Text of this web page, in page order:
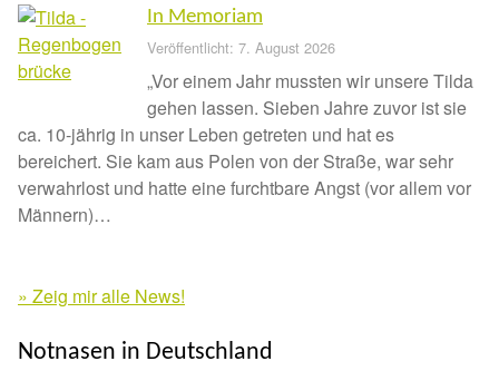
Leishmaniose
Qualzucht bei Hunden
Sonderfarben bei Hunden
Zwingerhusten
In Memoriam
Veröffentlicht: 7. August 2026
„Vor einem Jahr mussten wir unsere Tilda
gehen lassen. Sieben Jahre zuvor ist sie
ca. 10-jährig in unser Leben getreten und hat es
bereichert. Sie kam aus Polen von der Straße, war sehr
verwahrlost und hatte eine furchtbare Angst (vor allem vor
Männern)…
» Zeig mir alle News!
Notnasen in Deutschland
SMILA
GOLFO